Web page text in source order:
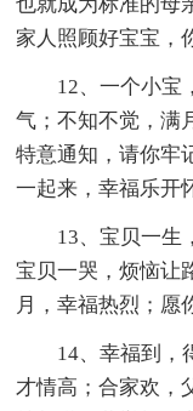
家人照顾好宝宝，
12、一个小宝
气；不知不觉，满
特意通知，请你牢
一起来，幸福乐开
13、宝贝一生
宝贝一哭，烦恼让
月，幸福热烈；愿
14、幸福到，
才情高；合家欢，